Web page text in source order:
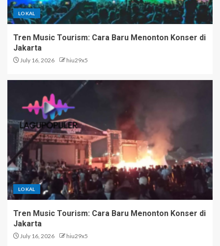
LOKAL
Tren Music Tourism: Cara Baru Menonton Konser di
Jakarta
July 16, 2026 hiu29x5
LOKAL
Tren Music Tourism: Cara Baru Menonton Konser di
Jakarta
July 16, 2026 hiu29x5